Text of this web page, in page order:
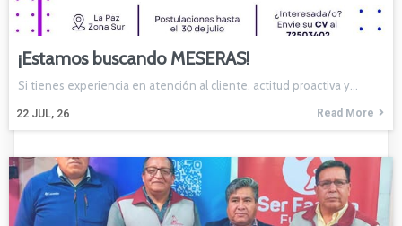
¡Estamos buscando MESERAS!
22 JUL, 26
Si tienes experiencia en atención al cliente, actitud proactiva y…
Read More